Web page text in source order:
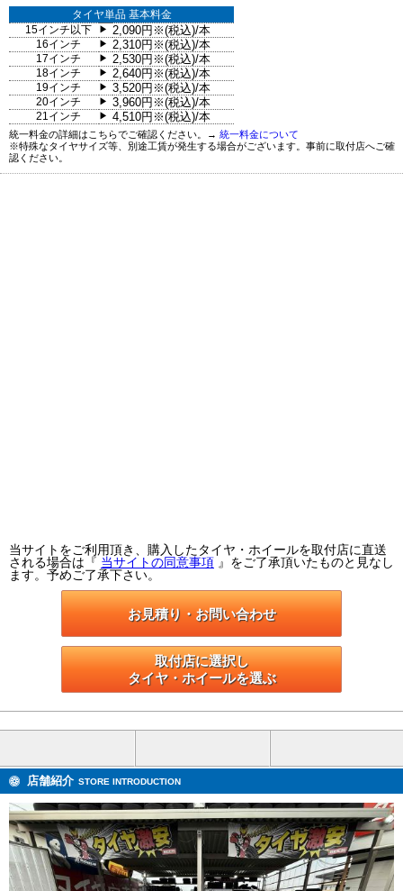
タイヤ単品 基本料金
15インチ以下
▶ 2,090円※(税込)/本
16インチ ▶ 2,310円※(税込)/本
17インチ ▶ 2,530円※(税込)/本
18インチ ▶ 2,640円※(税込)/本
19インチ ▶ 3,520円※(税込)/本
20インチ ▶ 3,960円※(税込)/本
21インチ ▶ 4,510円※(税込)/本
統一料金の詳細はこちらでご確認ください。→ 統一料金について
※特殊なタイヤサイズ等、別途工賃が発生する場合がございます。事前に取付店へご確
認ください。
当サイトをご利用頂き、購入したタイヤ・ホイールを取付店に直送
される場合は『 当サイトの同意事項 』をご了承頂いたものと見なし
ます。予めご了承下さい。
お見積り・お問い合わせ
取付店に選択し
タイヤ・ホイールを選ぶ
店舗紹介 STORE INTRODUCTION